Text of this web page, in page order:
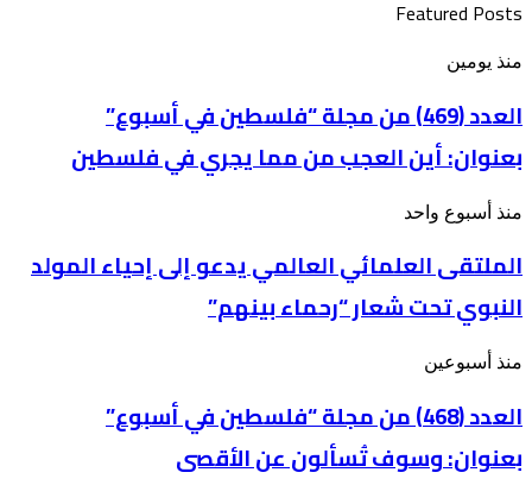
Featured Posts
العدد
من
مجلة
“فلسطين
في
بعنوان: أين
من
يجري
فلسطين
منذ يومين
العدد (469) من مجلة “فلسطين في أسبوع”
بعنوان: أين العجب من مما يجري في فلسطين
الملتقى
العالمي
يدعو
إلى
إحياء
المولد
النبوي
شعار
بينهم”
منذ أسبوع واحد
الملتقى العلمائي العالمي يدعو إلى إحياء المولد
النبوي تحت شعار “رحماء بينهم”
العدد
من
مجلة
“فلسطين
في
منذ أسبوعين
العدد (468) من مجلة “فلسطين في أسبوع”
بعنوان: وسوف تُسألون عن الأقصى